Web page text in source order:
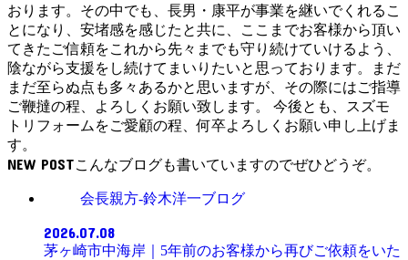
おります。その中でも、長男・康平が事業を継いでくれるこ
とになり、安堵感を感じたと共に、ここまでお客様から頂い
てきたご信頼をこれから先々までも守り続けていけるよう、
陰ながら支援をし続けてまいりたいと思っております。まだ
まだ至らぬ点も多々あるかと思いますが、その際にはご指導
ご鞭撻の程、よろしくお願い致します。 今後とも、スズモ
トリフォームをご愛顧の程、何卒よろしくお願い申し上げま
す。
NEW POST
会長親方-鈴木洋一ブログ
2026.07.08
茅ヶ崎市中海岸｜5年前のお客様から再びご依頼をいた